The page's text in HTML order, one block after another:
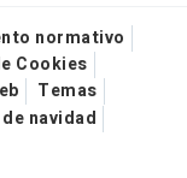
normativo
Cookies
Temas
navidad